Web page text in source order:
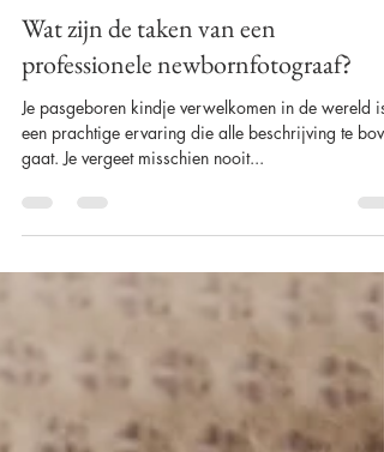
1 feb 2023
11 minuten om te lezen
Wat zijn de taken van een
professionele newbornfotograaf?
Je pasgeboren kindje verwelkomen in de wereld is
gaat. Je vergeet misschien nooit...